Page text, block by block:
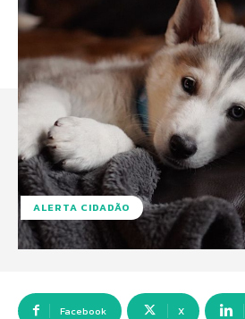
ALERTA CIDADÃO
Facebook X